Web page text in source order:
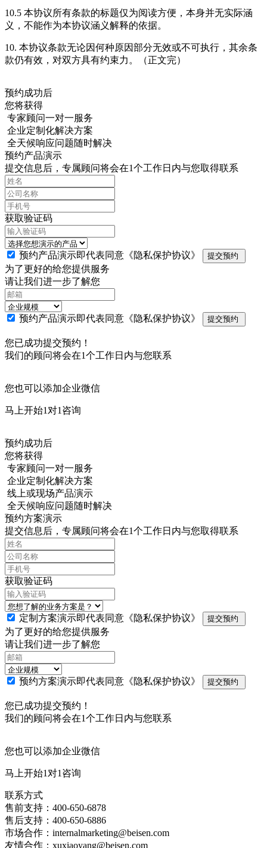
10.5 本协议所有条款的标题仅为阅读方便，本身并无实际涵
义，不能作为本协议涵义解释的依据。
10. 本协议条款无论因何种原因部分无效或不可执行，其余条
款仍有效，对双方具有约束力。（正文完）
预约成功后
您将获得
专家顾问一对一服务
企业定制化解决方案
全天候响应问题随时解决
预约产品演示
提交信息后，专属顾问将会在1个工作日内与您取得联系
获取验证码
预约产品演示即代表同意 《隐私保护协议》 提交预约
为了更好的给您提供服务
请让我们进一步了解您
预约产品演示即代表同意 《隐私保护协议》 提交预约
您已成功提交预约！
我们的顾问将会在1个工作日内与您联系
您也可以添加企业微信
马上开始1对1咨询
预约成功后
您将获得
专家顾问一对一服务
企业定制化解决方案
线上或现场产品演示
全天候响应问题随时解决
预约方案演示
提交信息后，专属顾问将会在1个工作日内与您取得联系
获取验证码
定制方案演示即代表同意 《隐私保护协议》 提交预约
为了更好的给您提供服务
请让我们进一步了解您
预约方案演示即代表同意 《隐私保护协议》 提交预约
您已成功提交预约！
我们的顾问将会在1个工作日内与您联系
您也可以添加企业微信
马上开始1对1咨询
联系方式
售前支持：400-650-6878
售后支持：400-650-6886
市场合作：internalmarketing@beisen.com
友情合作：xuxiaoyang@beisen.com